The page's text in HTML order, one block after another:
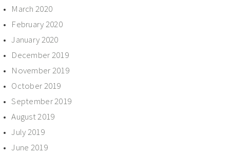
March 2020
February 2020
January 2020
December 2019
November 2019
October 2019
September 2019
August 2019
July 2019
June 2019